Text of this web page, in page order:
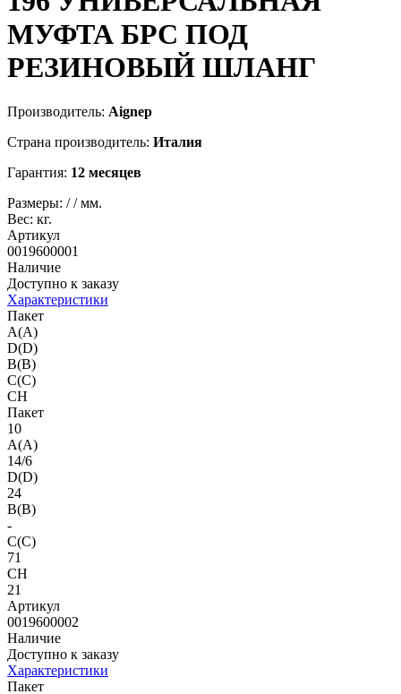
МУФТА БРС ПОД
РЕЗИНОВЫЙ ШЛАНГ
Производитель: Aignep
Страна производитель: Италия
Гарантия: 12 месяцев
Размеры: //мм.
Вес: кг.
Артикул
0019600001
Наличие
Доступно к заказу
Характеристики
Пакет
A(A)
D(D)
B(B)
C(C)
CH
Пакет
10
A(A)
14/6
D(D)
24
B(B)
-
C(C)
71
CH
21
Артикул
0019600002
Наличие
Доступно к заказу
Характеристики
Пакет